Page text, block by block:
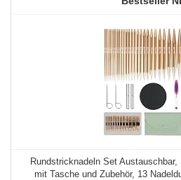
Rundstricknadeln Set
mit Tasche und Zubehör, 13